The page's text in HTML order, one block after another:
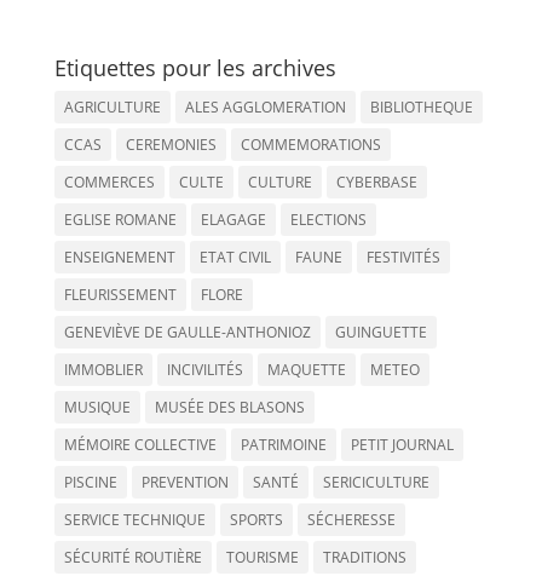
Etiquettes pour les archives
AGRICULTURE ALES AGGLOMERATION
BIBLIOTHEQUE
CCAS
CEREMONIES
COMMEMORATIONS
COMMERCES
CULTE CULTURE
CYBERBASE
EGLISE ROMANE
ELAGAGE
ELECTIONS
ENSEIGNEMENT
ETAT CIVIL FAUNE
FESTIVITÉS
FLEURISSEMENT
FLORE
GENEVIÈVE DE GAULLE-ANTHONIOZ
GUINGUETTE
IMMOBLIER
INCIVILITÉS MAQUETTE
METEO
MUSIQUE
MUSÉE DES BLASONS
MÉMOIRE COLLECTIVE
PATRIMOINE
PETIT JOURNAL
PISCINE
PREVENTION SANTÉ
SERICICULTURE
SERVICE TECHNIQUE
SPORTS
SÉCHERESSE
SÉCURITÉ ROUTIÈRE
TOURISME TRADITIONS